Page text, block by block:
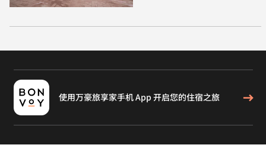
使用万豪旅享家手机 App 开启您的住宿之旅